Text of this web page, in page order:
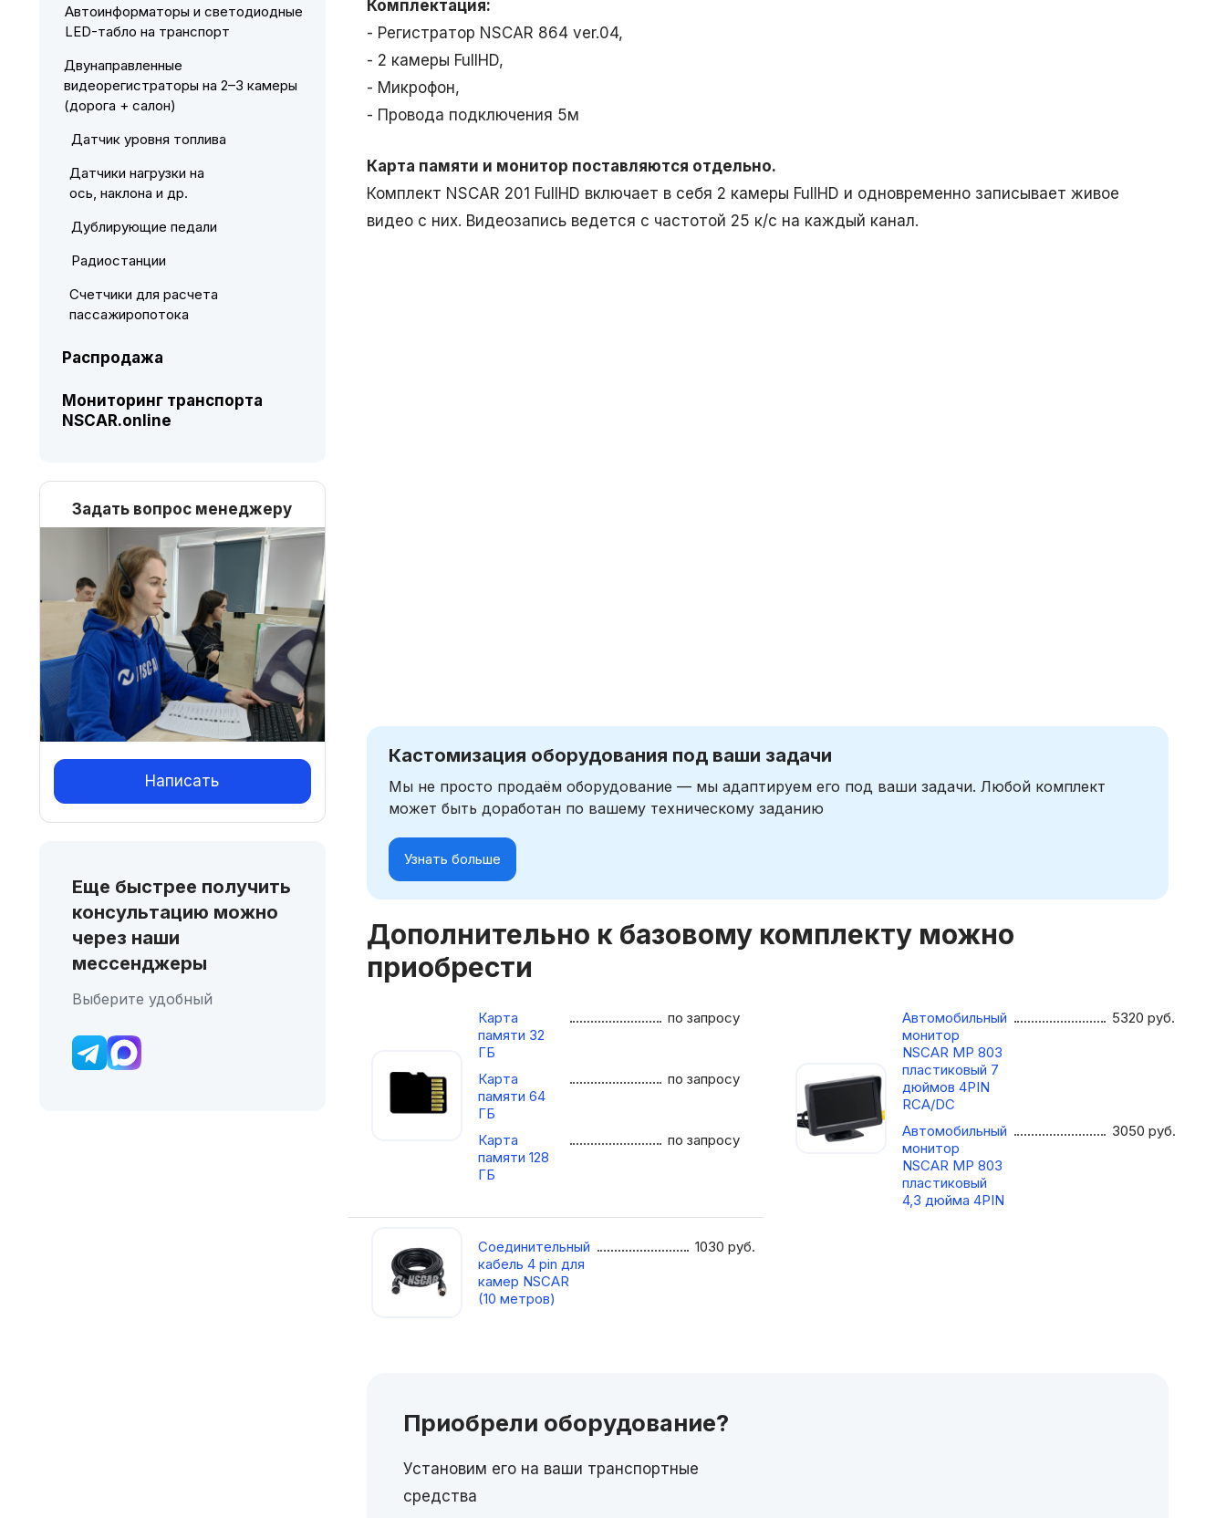
Комплектация:
- Регистратор NSCAR 864 ver.04,
- 2 камеры FullHD,
- Микрофон,
- Провода подключения 5м
Карта памяти и монитор поставляются отдельно.
Комплект NSCAR 201 FullHD включает в себя 2 камеры FullHD и одновременно записывает живое
видео с них. Видеозапись ведется с частотой 25 к/c на каждый канал.
Кастомизация оборудования под ваши задачи
Мы не просто продаём оборудование — мы адаптируем его под ваши задачи. Любой комплект
может быть доработан по вашему техническому заданию
Узнать больше
Дополнительно к базовому комплекту можно
приобрести
Карта
памяти 32
ГБ
по запросу
Карта
памяти 64
ГБ
по запросу
Карта
памяти 128
ГБ
по запросу
Автомобильный
монитор
NSCAR МР 803
пластиковый 7
дюймов 4PIN
RCA/DC
5320руб.
Автомобильный
монитор
NSCAR МР 803
пластиковый
4,3 дюйма 4PIN
3050руб.
Соединительный
кабель 4 pin для
камер NSCAR
(10 метров)
1030руб.
Приобрели оборудование?
Установим его на ваши транспортные
средства
Автоинформаторы и светодиодные
LED-табло на транспорт
Двунаправленные
видеорегистраторы на 2–3 камеры
(дорога + салон)
Датчик уровня топлива
Датчики нагрузки на
ось, наклона и др.
Дублирующие педали
Радиостанции
Счетчики для расчета
пассажиропотока
Распродажа
Мониторинг транспорта
NSCAR.online
Задать вопрос менеджеру
Написать
Еще быстрее получить
консультацию можно
через наши
мессенджеры
Выберите удобный